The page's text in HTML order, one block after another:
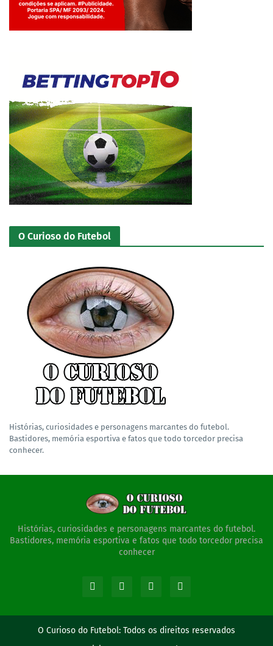
Jogue com responsabilidade. 18+
O Curioso do Futebol
Histórias, curiosidades e personagens marcantes do futebol.
Bastidores, memória esportiva e fatos que todo torcedor precisa
conhecer.
Histórias, curiosidades e personagens marcantes do futebol.
Bastidores, memória esportiva e fatos que todo torcedor precisa
conhecer
O Curioso do Futebol: Todos os direitos reservados